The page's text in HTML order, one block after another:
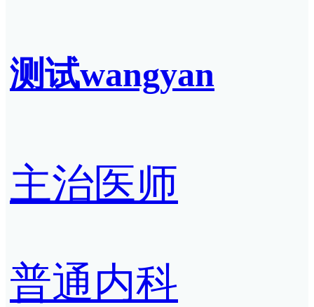
测试wangyan
主治医师
普通内科